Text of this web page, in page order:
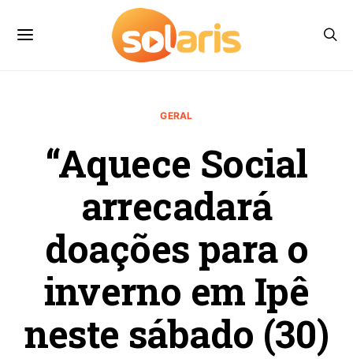
GERAL
“Aquece Social
arrecadará
doações para o
inverno em Ipê
neste sábado (30)